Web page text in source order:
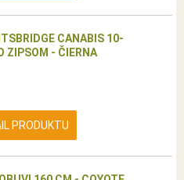
CANABIS 10-
ZIPSOM - ČIERNA
PRODUKTU